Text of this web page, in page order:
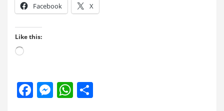
Facebook X
Like this:
Loading…
F
M W